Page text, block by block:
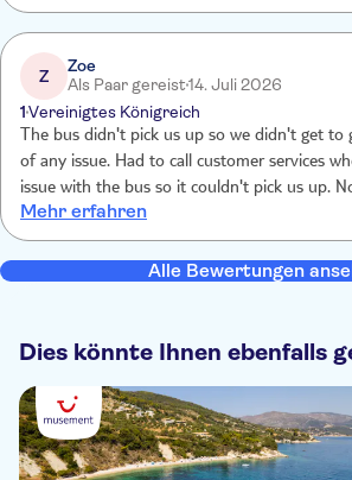
Z
Zoe
Als Paar gereist14. Juli 2026
1Vereinigtes Königreich
The bus didn't pick us up so we didn't get to
of any issue. Had to call customer services
issue with the bus so it couldn't pick us up.
and still waiting for my money back
Mehr erfahren
Alle Bewertungen
Dies könnte Ihnen ebenfalls